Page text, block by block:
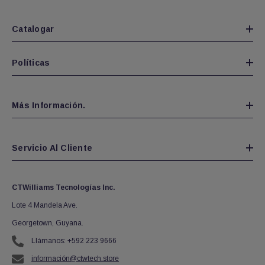
Catalogar
Políticas
Más Información.
Servicio Al Cliente
CTWilliams Tecnologías Inc.
Lote 4 Mandela Ave.
Georgetown, Guyana.
Llámanos: +592 223 9666
información@ctwtech.store